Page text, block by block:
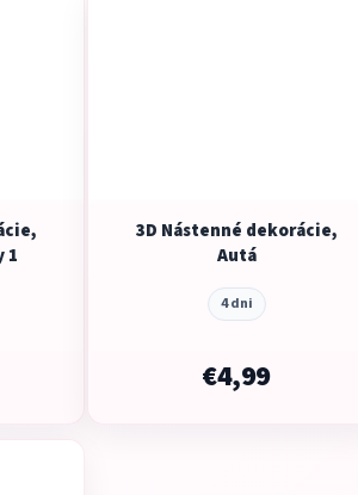
1
3D Nástenné dekorácie,
Autá
4 dni
€4,99